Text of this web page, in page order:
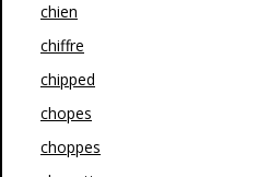
chien
chiffre
chipped
chopes
choppes